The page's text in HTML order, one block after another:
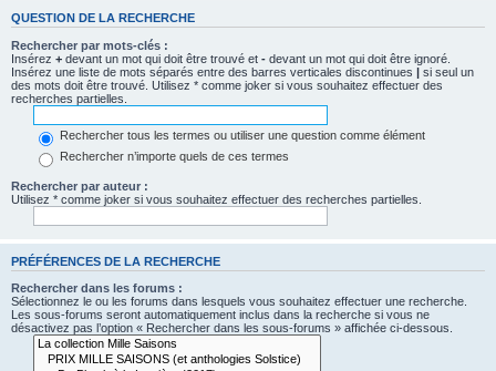
QUESTION DE LA RECHERCHE
Rechercher par mots-clés :
Insérez + devant un mot qui doit être trouvé et - devant un mot qui doit être ignoré.
Insérez une liste de mots séparés entre des barres verticales discontinues | si seul un
des mots doit être trouvé. Utilisez * comme joker si vous souhaitez effectuer des
recherches partielles.
Rechercher tous les termes ou utiliser une question comme élément
Rechercher n’importe quels de ces termes
Rechercher par auteur :
Utilisez * comme joker si vous souhaitez effectuer des recherches partielles.
PRÉFÉRENCES DE LA RECHERCHE
Rechercher dans les forums :
Sélectionnez le ou les forums dans lesquels vous souhaitez effectuer une recherche.
Les sous-forums seront automatiquement inclus dans la recherche si vous ne
désactivez pas l’option « Rechercher dans les sous-forums » affichée ci-dessous.